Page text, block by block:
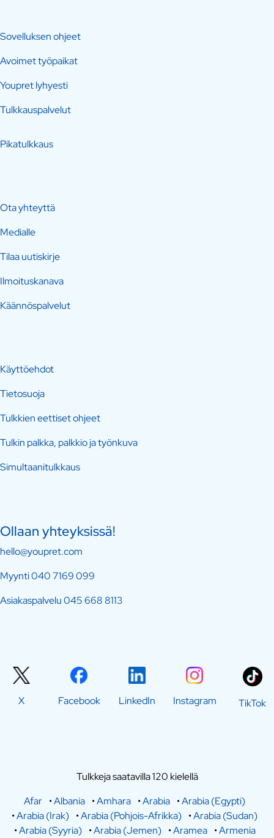
Sovelluksen ohjeet
Avoimet työpaikat
Youpret lyhyesti
Tulkkauspalvelut
Pikatulkkaus
Ota yhteyttä
Medialle
Tilaa uutiskirje
Ilmoituskanava
Käännöspalvelut
Käyttöehdot
Tietosuoja
Tulkkien eettiset ohjeet
Tulkin palkka, palkkio ja työnkuva
Simultaanitulkkaus
Ollaan yhteyksissä!
hello@youpret.com
Myynti040 7169 099
Asiakaspalvelu045 668 8113
X Facebook LinkedIn Instagram TikTok
Tulkkeja saatavilla 120 kielellä
Afar •Albania •Amhara •Arabia •Arabia (Egypti)
•Arabia (Irak) •Arabia (Pohjois-Afrikka) •Arabia (Sudan)
•Arabia (Syyria) •Arabia (Jemen) •Aramea •Armenia